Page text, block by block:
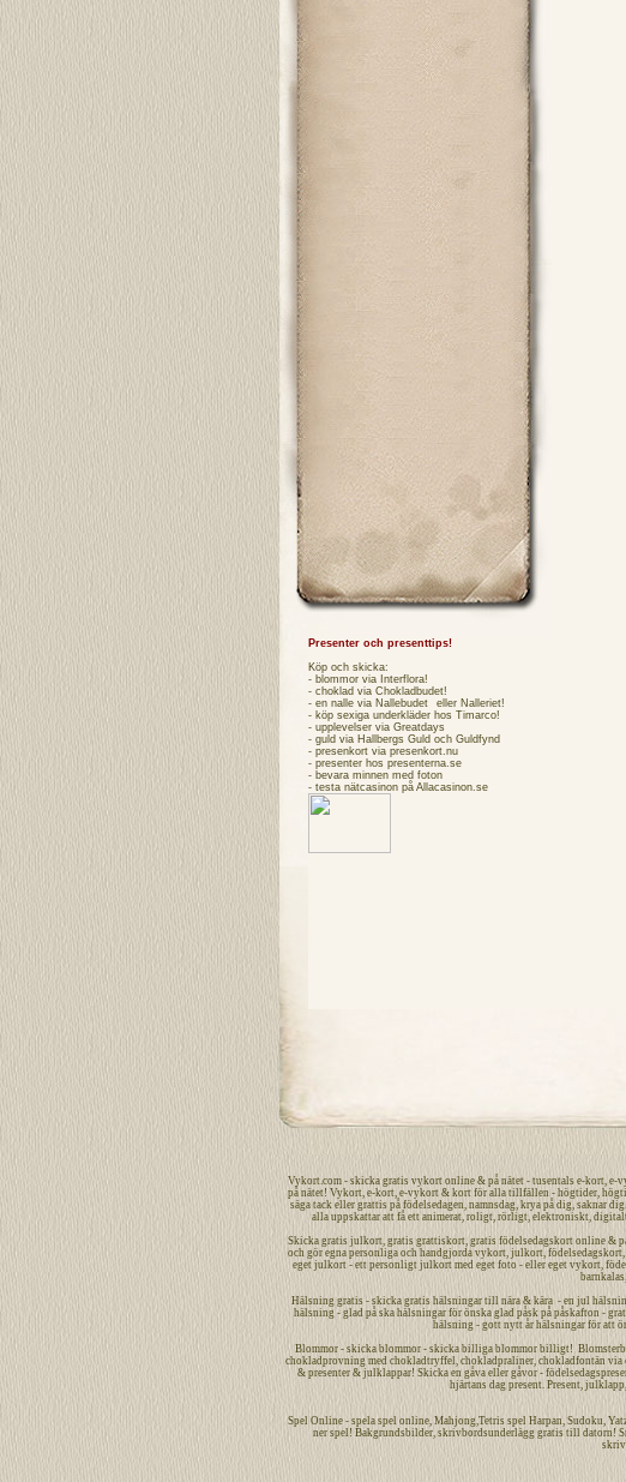
Presenter och presenttips!
Köp och skicka:
- blommor via Interflora!
- choklad via Chokladbudet!
- en nalle via Nallebudet eller Nalleriet!
- köp sexiga underkläder hos Timarco!
- upplevelser via Greatdays
- guld via Hallbergs Guld och Guldfynd
- presenkort via presenkort.nu
- presenter hos presenterna.se
- bevara minnen med foton
- testa nätcasinon på Allacasinon.se
Vykort.com- skicka gratis vykort online& på nätet- tusentals e-kort, e-
på nätet! Vykort, e-kort, e-vykort & kort för alla tillfällen - högtider,
säga tackeller grattispå födelsedagen, namnsdag, krya på dig, saknar dig.
alla uppskattar att få ett animerat, roligt, rörligt, elektroniskt,
Skicka gratis julkort, gratis grattiskort, gratis födelsedagskort online&
och gör egna personliga och handgjorda vykort, julkort, födelsedagskort,
eget julkort - ett personligt julkort med eget foto - eller eget vykort,
Hälsning gratis - skicka gratis hälsningar till nära & kära - en jul
hälsning - glad på ska hälsningar för önska glad påsk på påskafton -
hälsning - gott nytt år hälsningar för att
Blommor - skicka blommor - skicka billiga blommor billigt!
chokladprovning med chokladtryffel, chokladpraliner, chokladfontän via
& presenter & julklappar! Skicka en gåva eller gåvor -
hjärtans dag present. Present,
Spel Online - spela spel online, Mahjong,Tetris spel Harpan, Sudoku,
ner spel! Bakgrundsbilder, skrivbordsunderlägg gratis till datorn!